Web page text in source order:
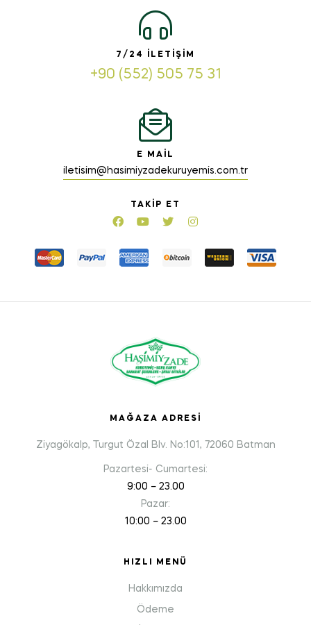
7/24 İLETIŞIM
+90 (552) 505 75 31
E MAIL
iletisim@hasimiyzadekuruyemis.com.tr
TAKIP ET
MAĞAZA ADRESI
Ziyagökalp, Turgut Özal Blv. No:101, 72060 Batman
Pazartesi- Cumartesi:
9:00 – 23.00
Pazar:
10:00 – 23.00
HIZLI MENÜ
Hakkımızda
Ödeme